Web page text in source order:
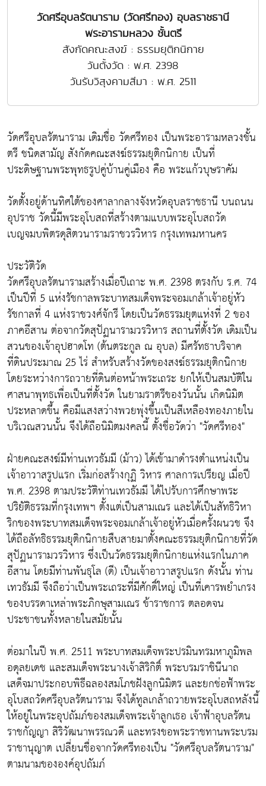
วัดศรีอุบลรัตนาราม (วัดศรีทอง) อุบลราชธานี
พระอารามหลวง ชั้นตรี
สังกัดคณะสงฆ์ : ธรรมยุติกนิกาย
วันตั้งวัด : พ.ศ. 2398
วันรับวิสุงคามสีมา : พ.ศ. 2511
วัดศรีอุบลรัตนาราม เดิมชื่อ วัดศรีทอง เป็นพระอารามหลวงชั้น
ตรี ชนิดสามัญ สังกัดคณะสงฆ์ธรรมยุติกนิกาย เป็นที่
ประดิษฐานพระพุทธรูปคู่บ้านคู่เมือง คือ พระแก้วบุษราคัม
วัดตั้งอยู่ด้านทิศใต้ของศาลากลางจังหวัดอุบลราชธานี บนถนน
อุปราช วัดนี้มีพระอุโบสถที่สร้างตามแบบพระอุโบสถวัด
เบญจมบพิตรดุสิตวนารามราชวรวิหาร กรุงเทพมหานคร
ประวัติวัด
วัดศรีอุบลรัตนารามสร้างเมื่อปีเถาะ พ.ศ. 2398 ตรงกับ ร.ศ. 74
เป็นปีที่ 5 แห่งรัชกาลพระบาทสมเด็จพระจอมเกล้าเจ้าอยู่หัว
รัชกาลที่ 4 แห่งราชวงศ์จักรี โดยเป็นวัดธรรมยุตแห่งที่ 2 ของ
ภาคอีสาน ต่อจากวัดสุปัฏนารามวรวิหาร สถานที่ตั้งวัด เดิมเป็น
สวนของเจ้าอุปฮาดโท (ต้นตระกูล ณ อุบล) มีศรัทธาบริจาค
ที่ดินประมาณ 25 ไร่ สำหรับสร้างวัดของสงฆ์ธรรมยุติกนิกาย
โดยระหว่างการถวายที่ดินต่อหน้าพระเถระ ยกให้เป็นสมบัติใน
ศาสนาพุทธเพื่อเป็นที่ตั้งวัด ในยามราตรีของวันนั้น เกิดนิมิต
ประหลาดขึ้น คือมีแสงสว่างพวยพุ่งขึ้นเป็นสีเหลืองทองภายใน
บริเวณสวนนั้น จึงได้ถือนิมิตมงคลนี้ ตั้งชื่อวัดว่า "วัดศรีทอง"
ฝ่ายคณะสงฆ์มีท่านเทวธัมมี (ม้าว) ได้เข้ามาดำรงตำแหน่งเป็น
เจ้าอาวาสรูปแรก เริ่มก่อสร้างกุฏิ วิหาร ศาลการเปรียญ เมื่อปี
พ.ศ. 2398 ตามประวัติท่านเทวธัมมี ได้ไปรับการศึกษาพระ
ปริยัติธรรมที่กรุงเทพฯ ตั้งแต่เป็นสามเณร และได้เป็นสัทธิวิหา
ริกของพระบาทสมเด็จพระจอมเกล้าเจ้าอยู่หัวเมื่อครั้งผนวช จึง
ได้ถือลัทธิธรรมยุติกนิกายสืบสายมาตั้งคณะธรรมยุติกนิกายที่วัด
สุปัฏนารามวรวิหาร ซึ่งเป็นวัดธรรมยุติกนิกายแห่งแรกในภาค
อีสาน โดยมีท่านพันธุโล (ดี) เป็นเจ้าอาวาสรูปแรก ดังนั้น ท่าน
เทวธัมมี จึงถือว่าเป็นพระเถระที่มีศักดิ์ใหญ่ เป็นที่เคารพยำเกรง
ของบรรดาเหล่าพระภิกษุสามเณร ข้าราชการ ตลอดจน
ประชาชนทั้งหลายในสมัยนั้น
ต่อมาในปี พ.ศ. 2511 พระบาทสมเด็จพระปรมินทรมหาภูมิพล
อดุลยเดช และสมเด็จพระนางเจ้าสิริกิติ์ พระบรมราชินีนาถ
เสด็จมาประกอบพิธีฉลองสมโภชฝังลูกนิมิตร และยกช่อฟ้าพระ
อุโบสถวัดศรีอุบลรัตนาราม จึงได้ทูลเกล้าถวายพระอุโบสถหลังนี้
ให้อยู่ในพระอุปถัมภ์ของสมเด็จพระเจ้าลูกเธอ เจ้าฟ้าอุบลรัตน
ราชกัญญา สิริวัฒนาพรรณวดี และทรงขอพระราชทานพระบรม
ราชานุญาต เปลี่ยนชื่อจากวัดศรีทองเป็น "วัดศรีอุบลรัตนาราม"
ตามนามขององค์อุปถัมภ์